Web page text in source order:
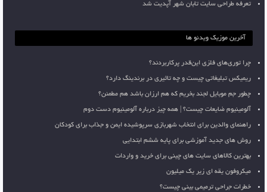
تعرفه طراحی سایت تابان شهر آپدیت شد
آخرین موزیک ویدئو ها
چرا توری‌های فلزی این‌قدر پرکاربردند؟
ریمیکس تبلیغاتی چیست و چه تاثیری در برندینگ دارد؟
چطور جم موبایل لجند بخریم که هم ارزان باشد هم مطمئن؟
آلومینیوم ضایعات چیست؟ | همه چیز درباره آلومینیوم دست دوم
راهنمای والدین برای انتخاب شهربازی سرپوشیده ایمن و جذاب برای کودکان
روش های جدید آموزشی برای پایه ششم ابتدایی
بهترین کالاهای سایت های چینی برای خرید و واردات
میکروفون یقه ای زیر یک میلیون
خطرات جراحی ترمیمی بینی چیست؟